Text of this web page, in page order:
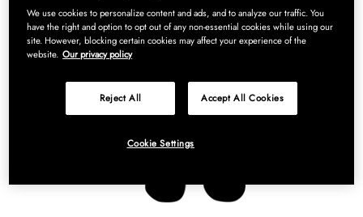
We use cookies to personalize content and ads, and to analyze our traffic. You
have the right and option to opt out of any non-essential cookies while using our
site. However, blocking certain cookies may affect your experience of the
website. Our privacy policy
Reject All Accept All Cookies
Cookie Settings